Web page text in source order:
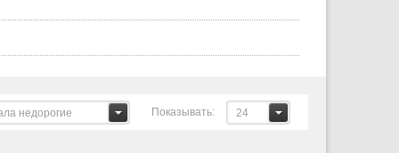
Показывать: 24
недорогие